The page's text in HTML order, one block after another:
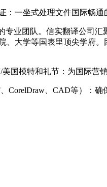
一坐式处理文件国际畅通
业团队。信实翻译公司汇
、大学等国表里顶尖学府
模特和礼节：为国际营销
、CAD等）：确